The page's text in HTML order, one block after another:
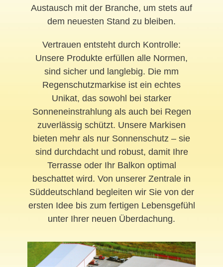
Austausch mit der Branche, um stets auf
dem neuesten Stand zu bleiben.
Vertrauen entsteht durch Kontrolle:
Unsere Produkte erfüllen alle Normen,
sind sicher und langlebig. Die mm
Regenschutzmarkise ist ein echtes
Unikat, das sowohl bei starker
Sonneneinstrahlung als auch bei Regen
zuverlässig schützt. Unsere Markisen
bieten mehr als nur Sonnenschutz – sie
sind durchdacht und robust, damit Ihre
Terrasse oder Ihr Balkon optimal
beschattet wird. Von unserer Zentrale in
Süddeutschland begleiten wir Sie von der
ersten Idee bis zum fertigen Lebensgefühl
unter Ihrer neuen Überdachung.